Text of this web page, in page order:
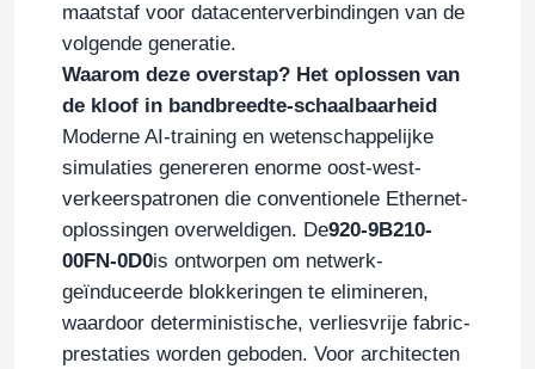
maatstaf voor datacenterverbindingen van de
volgende generatie.
Waarom deze overstap? Het oplossen van
de kloof in bandbreedte-schaalbaarheid
Moderne AI-training en wetenschappelijke
simulaties genereren enorme oost-west-
verkeerspatronen die conventionele Ethernet-
oplossingen overweldigen. De920-9B210-
00FN-0D0is ontworpen om netwerk-
geïnduceerde blokkeringen te elimineren,
waardoor deterministische, verliesvrije fabric-
prestaties worden geboden. Voor architecten